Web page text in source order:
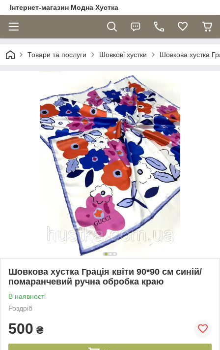
Інтернет-магазин Модна Хустка
Товари та послуги Шовкові хустки Шовкова хустка
Шовкова хустка Грація квіти 90*90 см синій/
помаранчевий ручна обробка краю
В наявності
Роздріб
500 ₴